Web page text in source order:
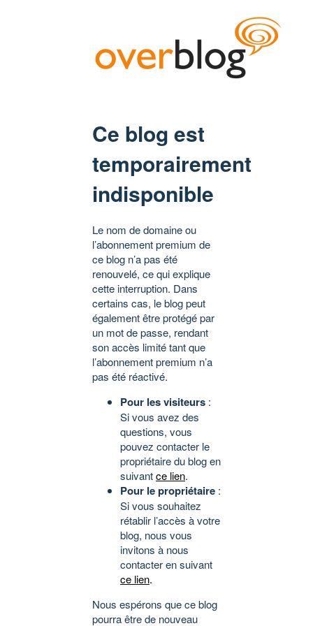
Ce blog est
temporairement
indisponible
Le nom de domaine ou
l’abonnement premium de
ce blog n’a pas été
renouvelé, ce qui explique
cette interruption. Dans
certains cas, le blog peut
également être protégé par
un mot de passe, rendant
son accès limité tant que
l’abonnement premium n’a
pas été réactivé.
Pour les visiteurs :
Si vous avez des
questions, vous
pouvez contacter le
propriétaire du blog en
suivantce lien.
Pour le propriétaire :
Si vous souhaitez
rétablir l’accès à votre
blog, nous vous
invitons à nous
contacter en suivant
ce lien.
Nous espérons que ce blog
pourra être de nouveau